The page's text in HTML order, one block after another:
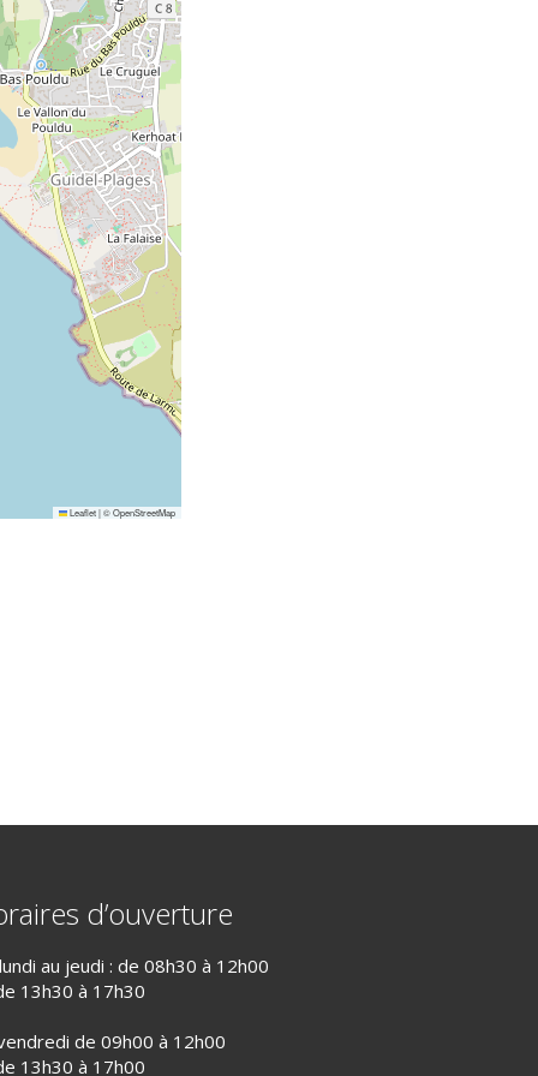
Leaflet|©OpenStreetMap
d’ouverture
au jeudi : de 08h30 à 12h00
13h30 à 17h30
de 09h00 à 12h00
13h30 à 17h00